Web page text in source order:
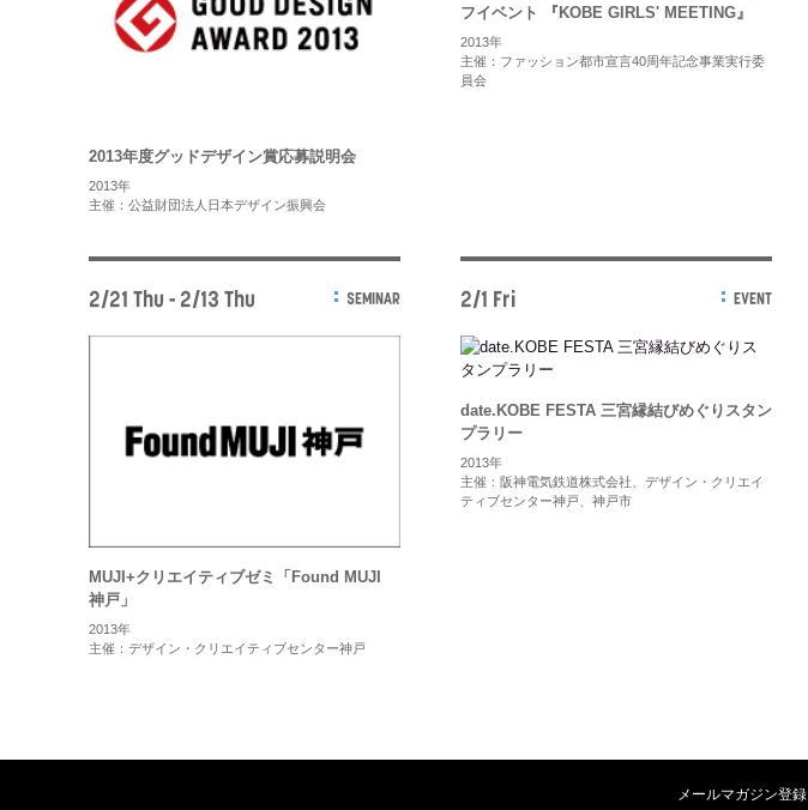
2013年度グッドデザイン賞応募説明会
2013年
主催：公益財団法人日本デザイン振興会
フイベント 『KOBE GIRLS' MEETING』
2013年
主催：ファッション都市宣言40周年記念事業実行委
員会
2/21 Thu - 2/13 Thu SEMINAR
MUJI+クリエイティブゼミ「Found MUJI
神戸」
2013年
主催：デザイン・クリエイティブセンター神戸
2/1 Fri EVENT
date.KOBE FESTA 三宮縁結びめぐりスタン
プラリー
2013年
主催：阪神電気鉄道株式会社、デザイン・クリエイ
ティブセンター神戸、神戸市
メールマガジン登録